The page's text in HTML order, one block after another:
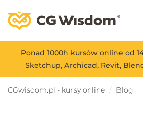
Ponad 1000h kursów online od
Sketchup, Archicad, Revit,
CGwisdom.pl - kursy online Blog